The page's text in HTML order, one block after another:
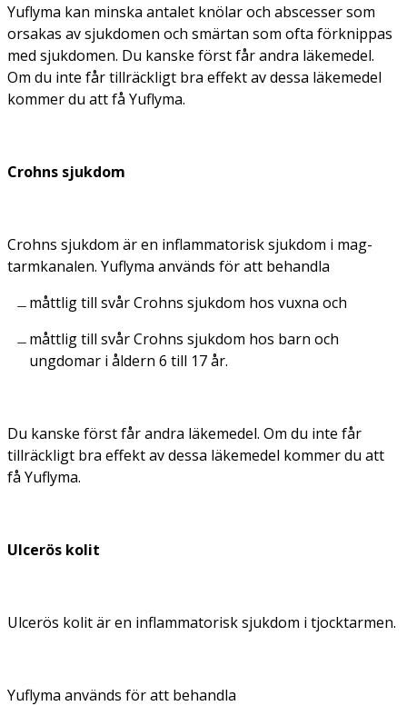
Yuflyma kan minska antalet knölar och abscesser som
orsakas av sjukdomen och smärtan som ofta förknippas
med sjukdomen. Du kanske först får andra läkemedel.
Om du inte får tillräckligt bra effekt av dessa läkemedel
kommer du att få Yuflyma.
Crohns sjukdom
Crohns sjukdom är en inflammatorisk sjukdom i mag-
tarmkanalen. Yuflyma används för att behandla
måttlig till svår Crohns sjukdom hos vuxna och
måttlig till svår Crohns sjukdom hos barn och
ungdomar i åldern 6 till 17 år.
Du kanske först får andra läkemedel. Om du inte får
tillräckligt bra effekt av dessa läkemedel kommer du att
få Yuflyma.
Ulcerös kolit
Ulcerös kolit är en inflammatorisk sjukdom i tjocktarmen.
Yuflyma används för att behandla